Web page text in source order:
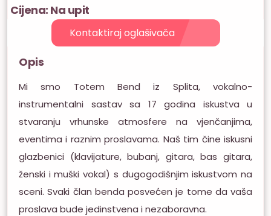
Cijena: Na upit
Kontaktiraj oglašivača
Opis
Mi smo Totem Bend iz Splita, vokalno-
instrumentalni sastav sa 17 godina iskustva u
stvaranju vrhunske atmosfere na vjenčanjima,
eventima i raznim proslavama. Naš tim čine iskusni
glazbenici (klavijature, bubanj, gitara, bas gitara,
ženski i muški vokal) s dugogodišnjim iskustvom na
sceni. Svaki član benda posvećen je tome da vaša
proslava bude jedinstvena i nezaboravna.